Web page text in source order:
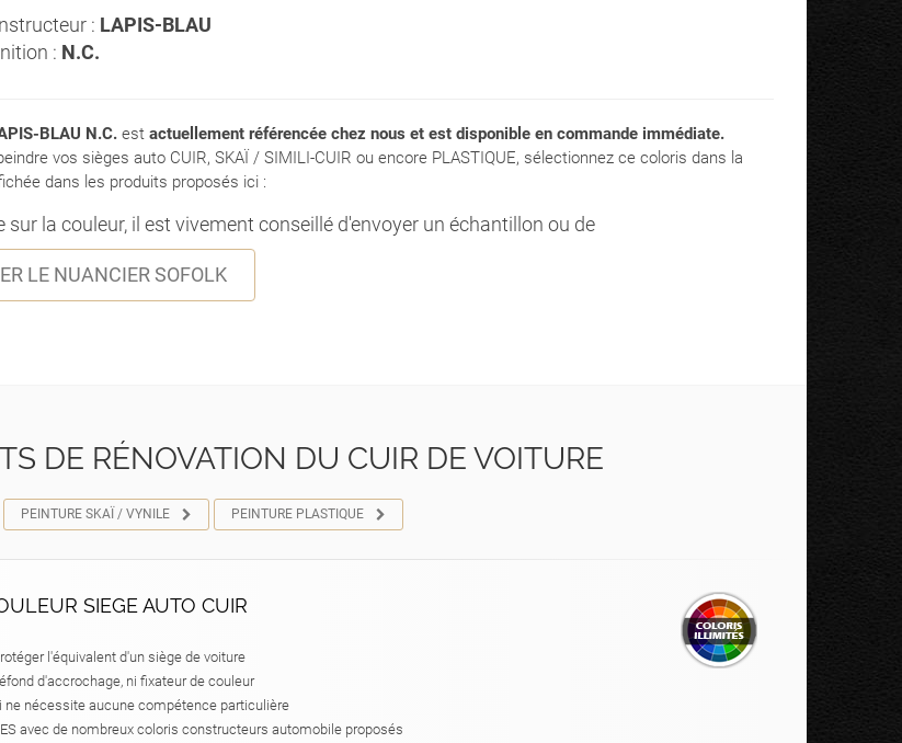
: LAPIS-BLAU
: N.C.
BLAU N.C. est actuellement référencée chez nous et est disponible en commande immédiate.
vos sièges auto CUIR, SKAÏ / SIMILI-CUIR ou encore PLASTIQUE, sélectionnez ce coloris dans la
dans les produits proposés ici :
sur la couleur, il est vivement conseillé d'envoyer un échantillon ou de
LE NUANCIER SOFOLK
DE RÉNOVATION DU CUIR DE VOITURE
PEINTURE SKAÏ / VYNILE PEINTURE PLASTIQUE
SIEGE AUTO CUIR
l'équivalent d'un siège de voiture
d'accrochage, ni fixateur de couleur
ne nécessite aucune compétence particulière
avec de nombreux coloris constructeurs automobile proposés